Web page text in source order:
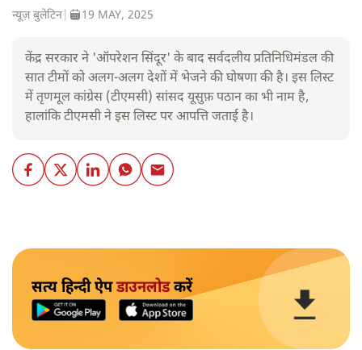
न्यूज़ बुलेटिन 19 MAY, 2025
केंद्र सरकार ने 'ऑपरेशन सिंदूर' के बाद सर्वदलीय प्रतिनिधिमंडल की
सात टीमों को अलग-अलग देशों में भेजने की घोषणा की है। इस लिस्ट
में तृणमूल कांग्रेस (टीएमसी) सांसद यूसुफ़ पठान का भी नाम है,
हालांकि टीएमसी ने इस लिस्ट पर आपत्ति जताई है।
सत्य हिन्दी ऐपडाउनलोडकरें